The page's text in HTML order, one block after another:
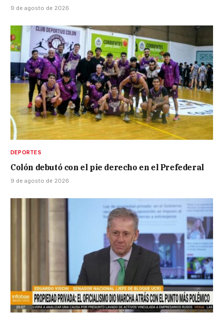
9 de agosto de 2026
DEPORTES
Colón debutó con el pie derecho en el Prefederal
9 de agosto de 2026